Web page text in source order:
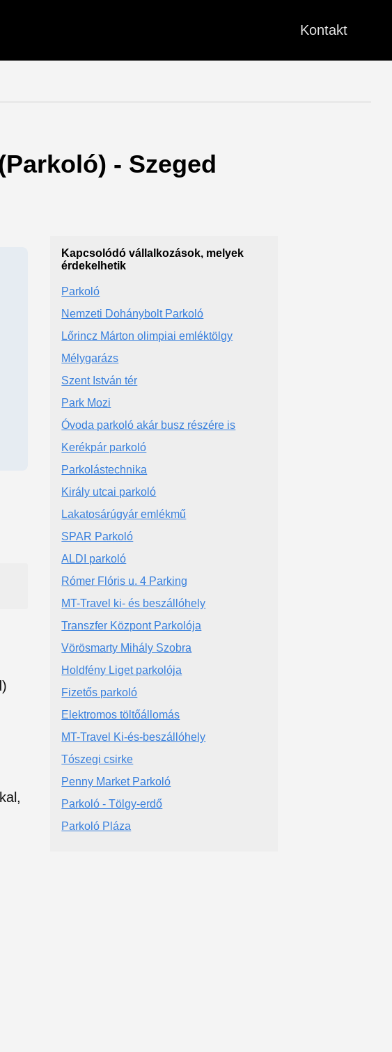
Kontakt
- Szeged
Kapcsolódó vállalkozások, melyek
érdekelhetik
Parkoló
Nemzeti Dohánybolt Parkoló
Lőrincz Márton olimpiai emléktölgy
Mélygarázs
Szent István tér
Park Mozi
Óvoda parkoló akár busz részére is
Kerékpár parkoló
Parkolástechnika
Király utcai parkoló
Lakatosárúgyár emlékmű
SPAR Parkoló
ALDI parkoló
Rómer Flóris u. 4 Parking
MT-Travel ki- és beszállóhely
Transzfer Központ Parkolója
Vörösmarty Mihály Szobra
Holdfény Liget parkolója
Fizetős parkoló
Elektromos töltőállomás
MT-Travel Ki-és-beszállóhely
Tószegi csirke
Penny Market Parkoló
Parkoló - Tölgy-erdő
Parkoló Pláza